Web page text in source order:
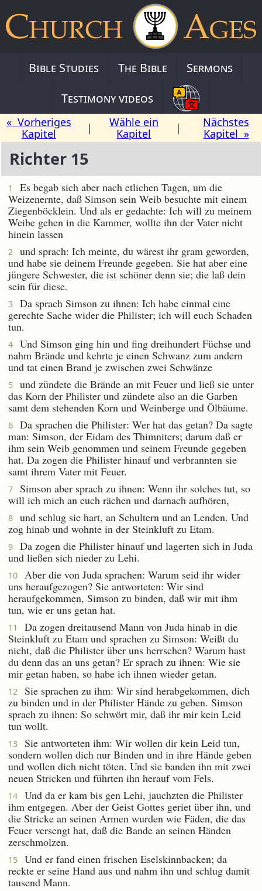
Bible Studies The Bible
Sermons
Testimony videos
« Vorheriges
Kapitel
|
Wähle ein
Kapitel
|
Nächstes
Kapitel »
Richter 15
1
Es begab sich aber nach etlichen Tagen, um die
Weizenernte, daß Simson sein Weib besuchte mit einem
Ziegenböcklein. Und als er gedachte: Ich will zu meinem
Weibe gehen in die Kammer, wollte ihn der Vater nicht
hinein lassen
2
und sprach: Ich meinte, du wärest ihr gram geworden,
und habe sie deinem Freunde gegeben. Sie hat aber eine
jüngere Schwester, die ist schöner denn sie; die laß dein
sein für diese.
3
Da sprach Simson zu ihnen: Ich habe einmal eine
gerechte Sache wider die Philister; ich will euch Schaden
tun.
4
Und Simson ging hin und fing dreihundert Füchse und
nahm Brände und kehrte je einen Schwanz zum andern
und tat einen Brand je zwischen zwei Schwänze
5
und zündete die Brände an mit Feuer und ließ sie unter
das Korn der Philister und zündete also an die Garben
samt dem stehenden Korn und Weinberge und Ölbäume.
6
Da sprachen die Philister: Wer hat das getan? Da sagte
man: Simson, der Eidam des Thimniters; darum daß er
ihm sein Weib genommen und seinem Freunde gegeben
hat. Da zogen die Philister hinauf und verbrannten sie
samt ihrem Vater mit Feuer.
7
Simson aber sprach zu ihnen: Wenn ihr solches tut, so
will ich mich an euch rächen und darnach aufhören,
8
und schlug sie hart, an Schultern und an Lenden. Und
zog hinab und wohnte in der Steinkluft zu Etam.
9
Da zogen die Philister hinauf und lagerten sich in Juda
und ließen sich nieder zu Lehi.
10
Aber die von Juda sprachen: Warum seid ihr wider
uns heraufgezogen? Sie antworteten: Wir sind
heraufgekommen, Simson zu binden, daß wir mit ihm
tun, wie er uns getan hat.
11
Da zogen dreitausend Mann von Juda hinab in die
Steinkluft zu Etam und sprachen zu Simson: Weißt du
nicht, daß die Philister über uns herrschen? Warum hast
du denn das an uns getan? Er sprach zu ihnen: Wie sie
mir getan haben, so habe ich ihnen wieder getan.
12
Sie sprachen zu ihm: Wir sind herabgekommen, dich
zu binden und in der Philister Hände zu geben. Simson
sprach zu ihnen: So schwört mir, daß ihr mir kein Leid
tun wollt.
13
Sie antworteten ihm: Wir wollen dir kein Leid tun,
sondern wollen dich nur Binden und in ihre Hände geben
und wollen dich nicht töten. Und sie banden ihn mit zwei
neuen Stricken und führten ihn herauf vom Fels.
14
Und da er kam bis gen Lehi, jauchzten die Philister
ihm entgegen. Aber der Geist Gottes geriet über ihn, und
die Stricke an seinen Armen wurden wie Fäden, die das
Feuer versengt hat, daß die Bande an seinen Händen
zerschmolzen.
15
Und er fand einen frischen Eselskinnbacken; da
reckte er seine Hand aus und nahm ihn und schlug damit
tausend Mann.